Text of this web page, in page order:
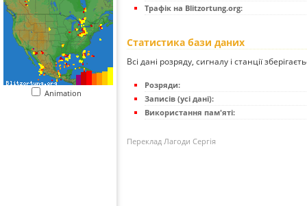
Animation
Трафік на Blitzortung.org:
Статистика бази даних
Всі дані розряду, сигналу і станції
Розряди:
Записів (усі дані):
Використання пам'яті:
Переклад Лагоди Сергія